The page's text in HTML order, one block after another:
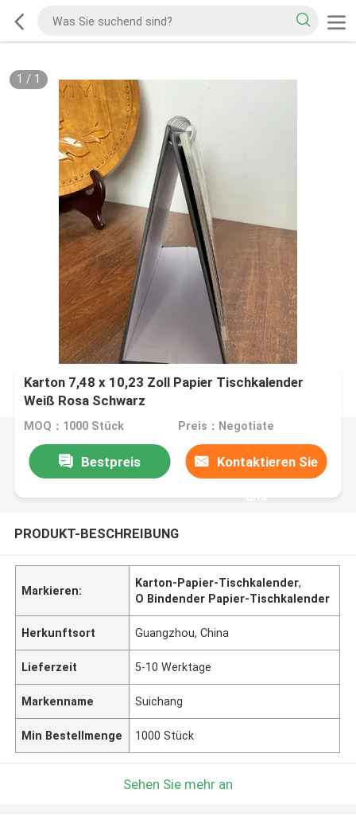
1 / 1
Karton 7,48 x 10,23 Zoll Papier Tischkalender
Weiß Rosa Schwarz
MOQ：1000 Stück Preis：Negotiate
Bestpreis Kontaktieren Sie
uns
PRODUKT-BESCHREIBUNG
Markieren:
Karton-Papier-Tischkalender,
O Bindender Papier-Tischkalender
Herkunftsort Guangzhou, China
Lieferzeit 5-10 Werktage
Markenname Suichang
Min Bestellmenge 1000 Stück
Sehen Sie mehr an